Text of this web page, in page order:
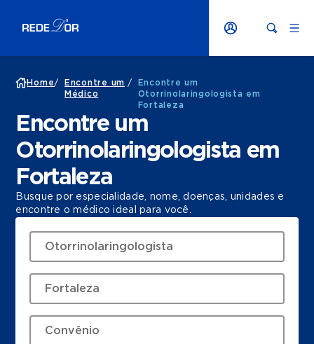
Home/
Encontre um
Médico
/
Encontre um
Otorrinolaringologista em
Fortaleza
Encontre um
Otorrinolaringologista em
Fortaleza
Busque por especialidade, nome, doenças, unidades e
encontre o médico ideal para você.